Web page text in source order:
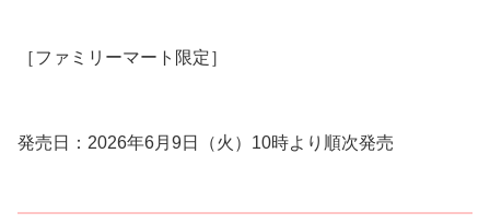
［ファミリーマート限定］
発売日：2026年6月9日（火）10時より順次発売